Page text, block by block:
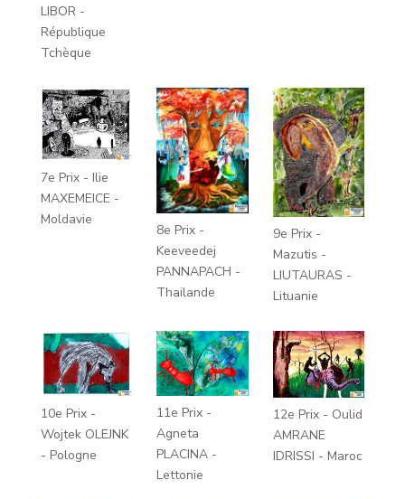
LIBOR -
République
Tchèque
7e Prix - Ilie
MAXEMEICE -
Moldavie
8e Prix -
Keeveedej
PANNAPACH -
Thailande
9e Prix -
Mazutis -
LIUTAURAS -
Lituanie
10e Prix -
Wojtek OLEJNK
- Pologne
11e Prix -
Agneta
PLACINA -
Lettonie
12e Prix - Oulid
AMRANE
IDRISSI - Maroc